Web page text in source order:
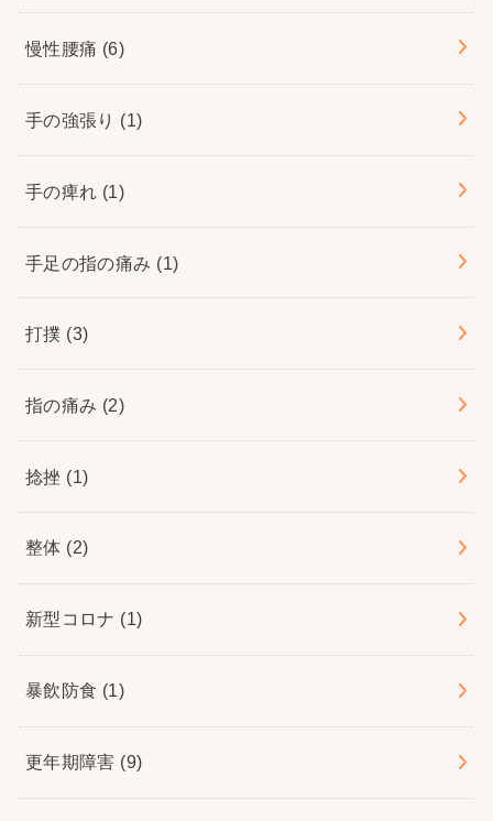
慢性腰痛 (6)
手の強張り (1)
手の痺れ (1)
手足の指の痛み (1)
打撲 (3)
指の痛み (2)
捻挫 (1)
整体 (2)
新型コロナ (1)
暴飲防食 (1)
更年期障害 (9)